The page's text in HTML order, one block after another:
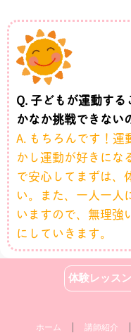
Q. 子どもが運動す
かなか挑戦できない
A. もちろんです！
かし運動が好きにな
で安心してまずは、
い。また、一人一人
いますので、無理強
にしていきます。
体験レッス
ホーム 講師紹介